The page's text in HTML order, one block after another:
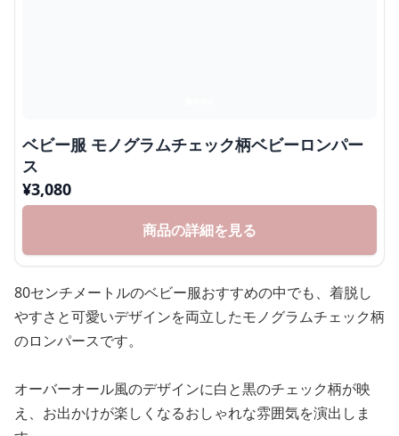
ベビー服 モノグラムチェック柄ベビーロンパー
ス
¥3,080
商品の詳細を見る
80センチメートルのベビー服おすすめの中でも、着脱し
やすさと可愛いデザインを両立したモノグラムチェック柄
のロンパースです。
オーバーオール風のデザインに白と黒のチェック柄が映
え、お出かけが楽しくなるおしゃれな雰囲気を演出しま